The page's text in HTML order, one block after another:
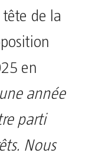
de la
en
année
parti
Nous